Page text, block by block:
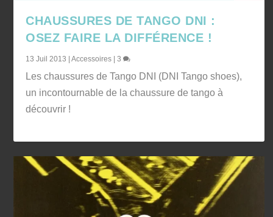
CHAUSSURES DE TANGO DNI :
OSEZ FAIRE LA DIFFÉRENCE !
13 Juil 2013 |Accessoires |3
Les chaussures de Tango DNI (DNI Tango shoes),
un incontournable de la chaussure de tango à
découvrir !